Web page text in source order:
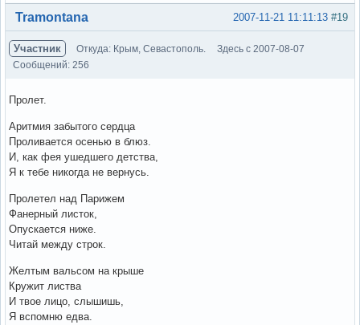
Вне форума #19
2007-11-21 11:11:13
Tramontana
Участник Откуда: Крым, Севастополь.
Здесь с 2007-08-07
Сообщений: 256
Пролет.
Аритмия забытого сердца
Проливается осенью в блюз.
И, как фея ушедшего детства,
Я к тебе никогда не вернусь.
Пролетел над Парижем
Фанерный листок,
Опускается ниже.
Читай между строк.
Желтым вальсом на крыше
Кружит листва
И твое лицо, слышишь,
Я вспомню едва.